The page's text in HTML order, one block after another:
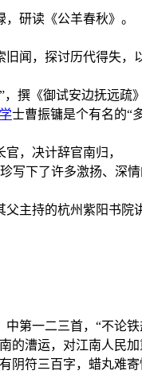
研读《公羊春秋》。
闻，探讨历代得失
，撰《御试安边抚远疏
士曹振镛是个有名的“
，决计辞官南归，
下了许多激扬、深
主持的杭州紫阳书
第一二三首，“不论
漕运，对江南人民
符三百字，蜡丸难